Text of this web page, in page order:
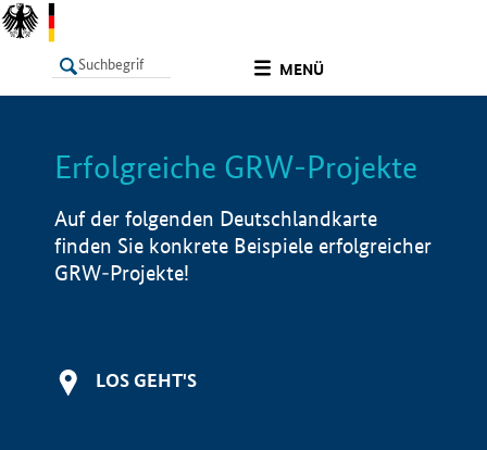
MENÜ
LISTE Info
Erfolgreiche GRW-Projekte
Auf der folgenden Deutschlandkarte
finden Sie konkrete Beispiele erfolgreicher
GRW-Projekte!
LOS GEHT'S